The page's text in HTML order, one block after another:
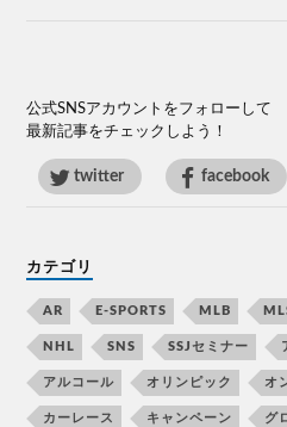
公式SNSアカウントをフォローして
最新記事をチェックしよう！
twitter facebook
カテゴリ
AR E-SPORTS MLB
NHL SNS SSJセミナー
アルコール オリンピック オ
カーレース キャンペーン グ